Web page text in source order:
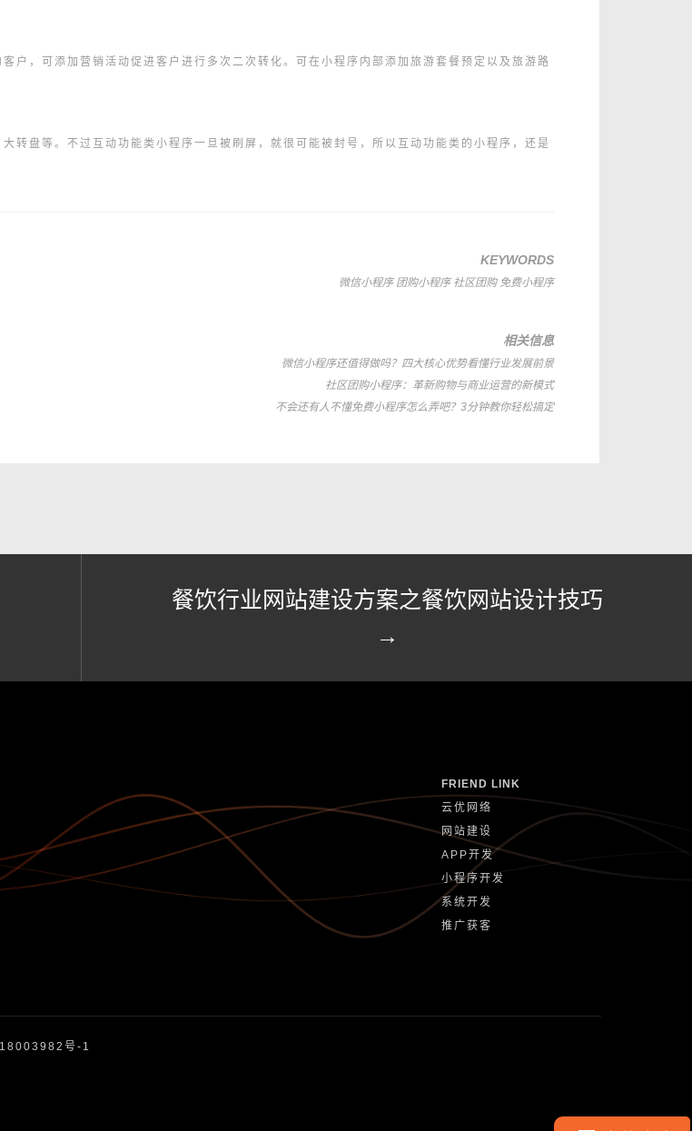
户，可添加营销活动促进客户进行多次二次转化。可在小程序内部添加旅游套餐预定以及旅游路
转盘等。不过互动功能类小程序一旦被刷屏，就很可能被封号，所以互动功能类的小程序，还是
KEYWORDS
微信小程序 团购小程序 社区团购 免费小程序
相关信息
微信小程序还值得做吗？四大核心优势看懂行业发展前景
社区团购小程序：革新购物与商业运营的新模式
不会还有人不懂免费小程序怎么弄吧？3分钟教你轻松搞定
餐饮行业网站建设方案之餐饮网站设计技巧
→
FRIEND LINK
云优网络
网站建设
APP开发
小程序开发
系统开发
推广获客
号-1